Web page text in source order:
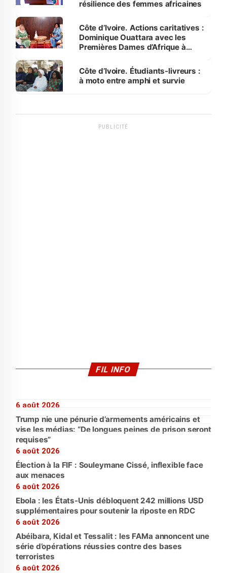
résilience des femmes africaines
Côte d’Ivoire. Actions caritatives :
Dominique Ouattara avec les
Premières Dames d’Afrique à
Côte d’Ivoire. Étudiants-livreurs :
à moto entre amphi et survie
PUBLICITÉ
FIL INFO
6 août 2026
Trump nie une pénurie d’armements américains et
vise les médias: “De longues peines de prison seront
requises”
6 août 2026
Élection à la FIF : Souleymane Cissé, inflexible face
aux menaces
6 août 2026
Ebola : les États-Unis débloquent 242 millions USD
supplémentaires pour soutenir la riposte en RDC
6 août 2026
Abéibara, Kidal et Tessalit : les FAMa annoncent une
série d’opérations réussies contre des bases
terroristes
6 août 2026